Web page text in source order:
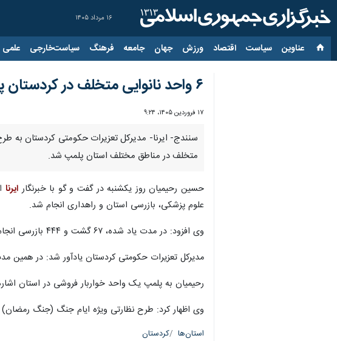
۱۶ مرداد ۱۴۰۵
عناوین‌ سیاست اقتصاد ورزش جهان جامعه فرهنگ سیاست‌خارجی علمی
۶ واحد نانوایی متخلف در کردستان پلمپ شد
۱۷ فروردین ۱۴۰۵، ۹:۲۴
متخلف در مناطق مختلف استان پلمپ شد.
حسین رحیمیان روز یکشنبه در گفت و گو با خبرنگارایرنا
علوم پزشکی، بازرسی استان و راهداری انجام شد.
وی افزود: در مدت یاد شده، ۶۷ گشت و ۴۴۴ بازرسی انجام و ۱۳۸ واحد دارای تخلف شناسایی شد؛ ضمن اینکه متوسط بازرسی‌ها هفت مورد بود.
مدیرکل تعزیرات حکومتی کردستان یادآور شد: در همین مدت، از ۱۰۷ واحد نانوایی، ۶۷ واحد خواروبارفروشی و ۳۵ واحد مرغ و ماهی
رحیمیان به پلمپ یک واحد خواربار فروشی در استان اشاره و اضافه کرد: از اول فروردین
وی اظهار کرد: طرح نظارتی ویژه ایام جنگ (جنگ رمضان) از ۱۵ فروردین تا ۱ اردیبهشت ادامه
استان‌ها کردستان